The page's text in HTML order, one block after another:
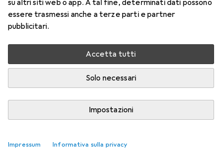
su altri siti web o app. A tal fine, determinati dati possono
essere trasmessi anche a terze parti e partner
pubblicitari.
Accetta tutti
Solo necessari
Impostazioni
Impressum Informativa sulla privacy
Consegna tra lun, 17/8 e mer, 19/8
Più di 10 pezzi in stock presso il fornitore
Aggiungi al carrello